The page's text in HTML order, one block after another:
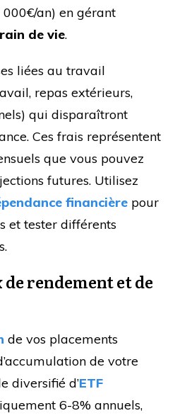
an) en gérant
de vie.
liées au travail
repas extérieurs,
qui disparaîtront
Ces frais représentent
que vous pouvez
futures. Utilisez
financière pour
et tester différents
rendement et de
de vos placements
de votre
diversifié d’ETF
6-8% annuels,